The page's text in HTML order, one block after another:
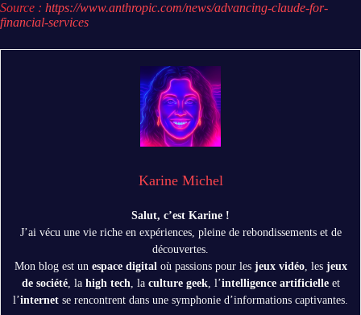
Source : https://www.anthropic.com/news/advancing-claude-for-
financial-services
Karine Michel
Salut, c’est Karine !
J’ai vécu une vie riche en expériences, pleine de rebondissements et de
découvertes.
Mon blog est un espace digitaloù passions pour les jeux vidéo, les jeux
de société, la high tech, la culture geek, l’intelligence artificielleet
l’internet se rencontrent dans une symphonie d’informations captivantes.